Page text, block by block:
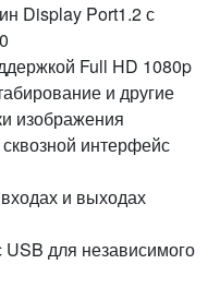
Display Port1.2 с
Full HD 1080p
и другие
изображения
интерфейс
и выходах
для независимого